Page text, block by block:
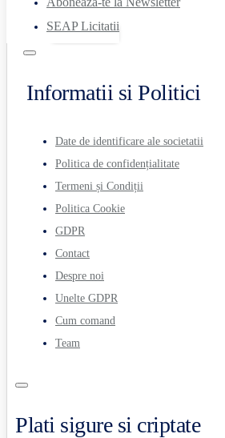
SEAP Licitatii
Informatii si Politici
Date de identificare ale societatii
Politica de confidențialitate
Termeni și Condiții
Politica Cookie
GDPR
Contact
Despre noi
Unelte GDPR
Cum comand
Team
Plati sigure si criptate